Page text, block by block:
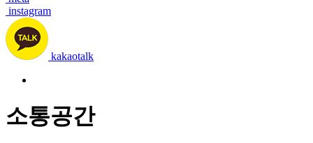
instagram
kakaotalk
소통공간